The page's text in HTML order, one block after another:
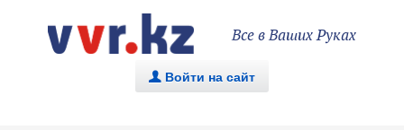
Все в Ваших Руках
. Войти на сайт